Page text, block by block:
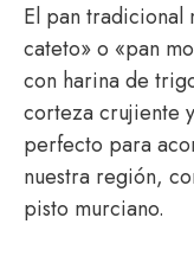
El pan tradicional
cateto» o «pan
con harina de
corteza crujiente
perfecto para
nuestra región,
pisto murciano.